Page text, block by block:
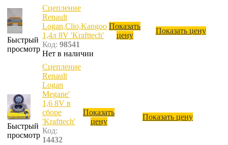
Быстрый
просмотр
Сцепление
Renault
Logan,Clio,Kangoo
1,4л 8V 'Krafttech'
Код: 98541
Нет в наличии
Показать
цену
Показать цену
Быстрый
просмотр
Сцепление
Renault
Logan
Megane'
1,6 8V в
сборе
'Krafttech'
Код:
14432
Показать
цену
Показать цену